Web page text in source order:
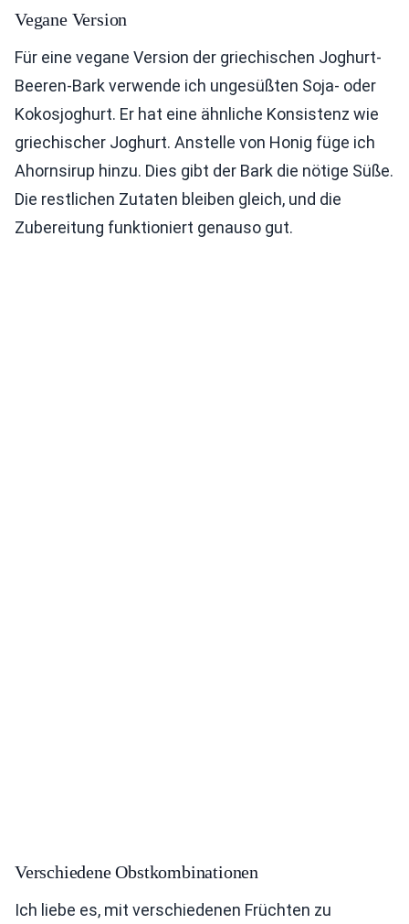
Vegane Version
Für eine vegane Version der griechischen Joghurt-
Beeren-Bark verwende ich ungesüßten Soja- oder
Kokosjoghurt. Er hat eine ähnliche Konsistenz wie
griechischer Joghurt. Anstelle von Honig füge ich
Ahornsirup hinzu. Dies gibt der Bark die nötige Süße.
Die restlichen Zutaten bleiben gleich, und die
Zubereitung funktioniert genauso gut.
Verschiedene Obstkombinationen
Ich liebe es, mit verschiedenen Früchten zu